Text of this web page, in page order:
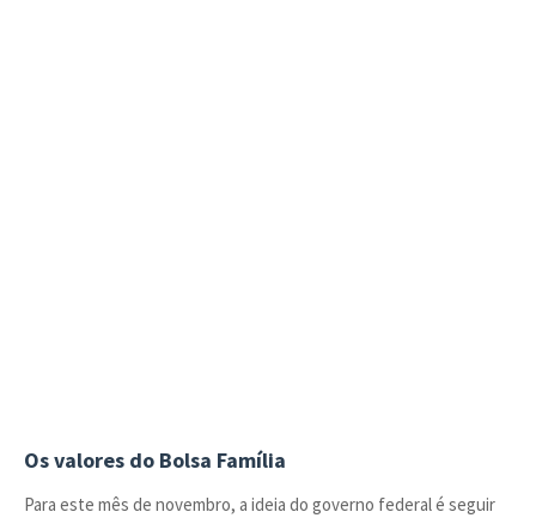
Os valores do Bolsa Família
Para este mês de novembro, a ideia do governo federal é seguir